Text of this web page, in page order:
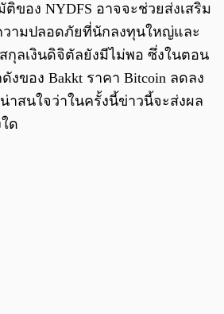
ของ NYDFS อาจจะช่วยส่งเสริม
วามปลอดภัยที่นักลงทุนใหญ่และ
กุลเงินดิจิตัลยังมีไม่พอ ซึ่งในตอน
งของ Bakkt ราคา Bitcoin ลดลง
าสนใจว่าในครั้งนี้ข่าวนี้จะส่งผล
ด